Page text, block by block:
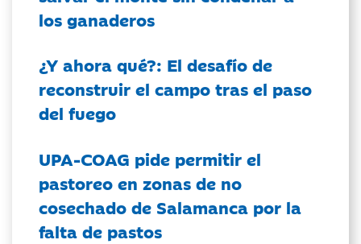
los ganaderos
¿Y ahora qué?: El desafío de
reconstruir el campo tras el paso
del fuego
UPA-COAG pide permitir el
pastoreo en zonas de no
cosechado de Salamanca por la
falta de pastos